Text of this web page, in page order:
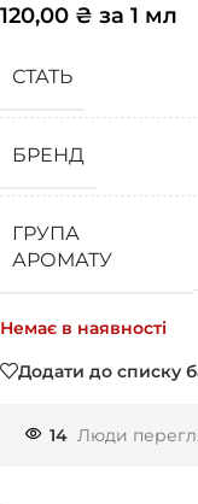
120,00 ₴ за 1 мл
СТАТЬ
БРЕНД
ГРУПА
АРОМАТУ
Немає в наявності
Додати до списку
14 Люди